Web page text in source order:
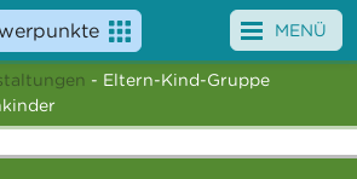
MENÜ
- Eltern-Kind-Gruppe